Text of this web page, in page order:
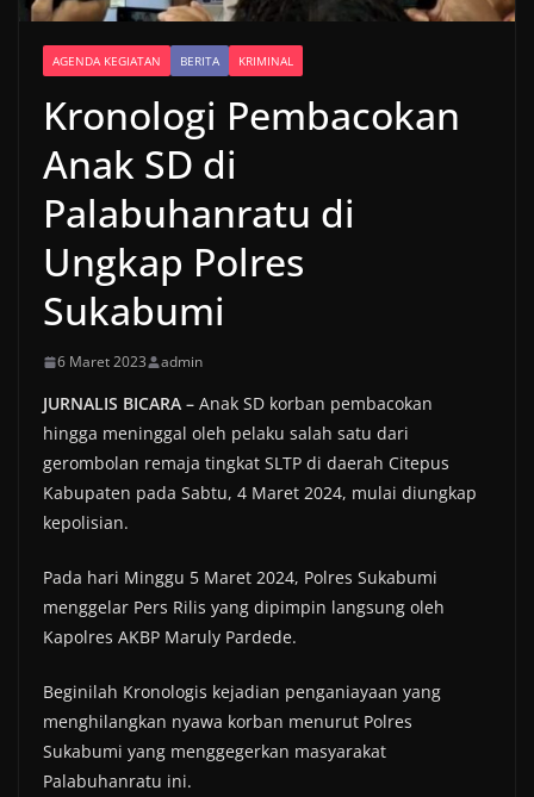
AGENDA KEGIATAN BERITA KRIMINAL
Kronologi Pembacokan
Anak SD di
Palabuhanratu di
Ungkap Polres
Sukabumi
6 Maret 2023 admin
JURNALIS BICARA – Anak SD korban pembacokan
hingga meninggal oleh pelaku salah satu dari
gerombolan remaja tingkat SLTP di daerah Citepus
Kabupaten pada Sabtu, 4 Maret 2024, mulai diungkap
kepolisian.
Pada hari Minggu 5 Maret 2024, Polres Sukabumi
menggelar Pers Rilis yang dipimpin langsung oleh
Kapolres AKBP Maruly Pardede.
Beginilah Kronologis kejadian penganiayaan yang
menghilangkan nyawa korban menurut Polres
Sukabumi yang menggegerkan masyarakat
Palabuhanratu ini.